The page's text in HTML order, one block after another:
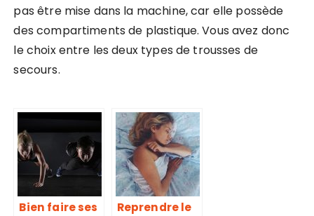
pas être mise dans la machine, car elle possède
des compartiments de plastique. Vous avez donc
le choix entre les deux types de trousses de
secours.
Bien faire ses
Reprendre le